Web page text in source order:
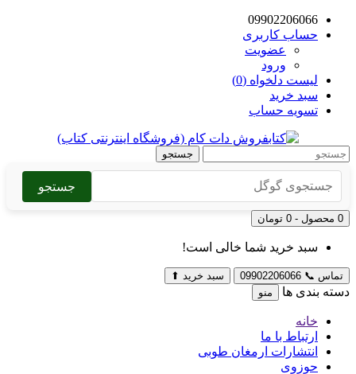
09902206066
حساب کاربری
عضویت
ورود
لیست دلخواه (0)
سبد خرید
تسویه حساب
جستجو
جستجو
0 محصول - 0 تومان
سبد خرید شما خالی است!
تماس 📞
09902206066 سبد خرید ⬆
دسته بندی ها منو
خانه
ارتباط با ما
انتشارات ارمغان طوبی
حوزوی